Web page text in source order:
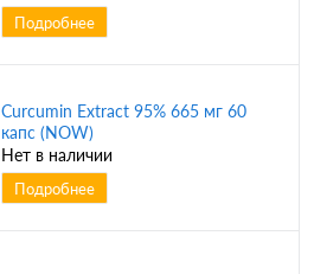
Подробнее
Curcumin Extract 95% 665 мг 60
капс (NOW)
Нет в наличии
Подробнее